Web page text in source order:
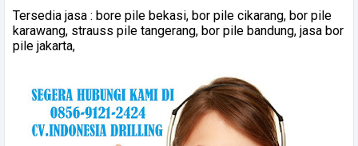
Tersedia jasa : bore pile bekasi, bor pile cikarang, bor pile
karawang, strauss pile tangerang, bor pile bandung, jasa bor
pile jakarta,